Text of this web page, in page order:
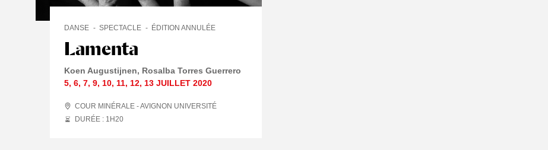
Lamenta
DANSE SPECTACLE ÉDITION ANNULÉE
Koen Augustijnen
Rosalba Torres Guerrero
5, 6, 7, 9, 10, 11, 12, 13 JUILLET 2020
COUR MINÉRALE - AVIGNON UNIVERSITÉ
DURÉE : 1 H20